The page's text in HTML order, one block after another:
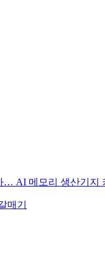
… AI 메모리 생산기지
매기